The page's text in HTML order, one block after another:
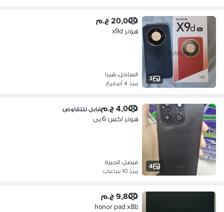
3
20,000 ج.م
هونر x9d
الساحل، شبرا
منذ 4 أسابيع
4
4,000 ج.م قابل للتفاوض
هونر اكس 6 بى
فيصل، الجيزة
منذ 10 ساعات
9,800 ج.م
honor pad x8b